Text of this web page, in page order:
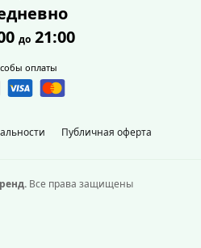
Публичная оферта
до 21:00
оплаты
Все права защищены